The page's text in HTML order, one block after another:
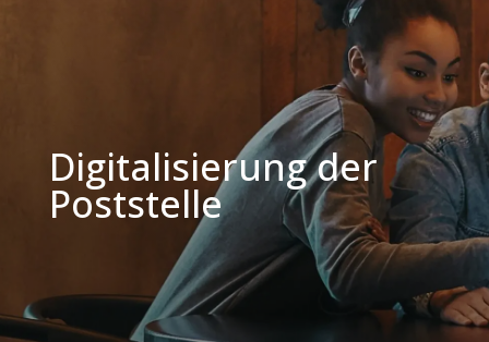
Digitalisierung der
Poststelle